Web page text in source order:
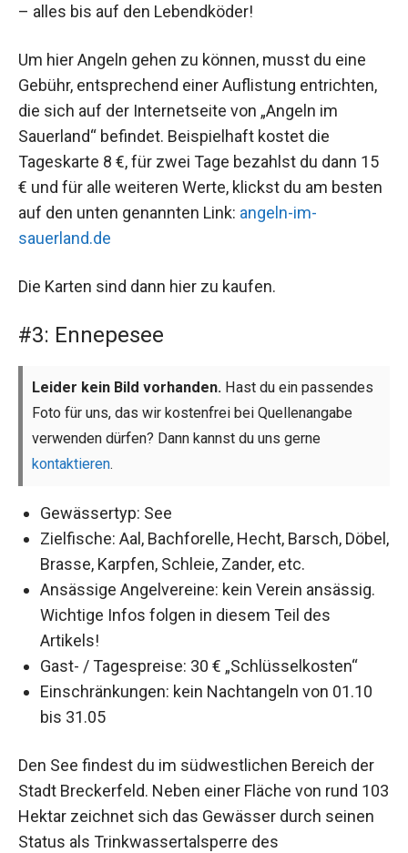
– alles bis auf den Lebendköder!
Um hier Angeln gehen zu können, musst du eine
Gebühr, entsprechend einer Auflistung entrichten,
die sich auf der Internetseite von „Angeln im
Sauerland“ befindet. Beispielhaft kostet die
Tageskarte 8 €, für zwei Tage bezahlst du dann 15
€ und für alle weiteren Werte, klickst du am besten
auf den unten genannten Link: angeln-im-
sauerland.de
Die Karten sind dann hier zu kaufen.
#3: Ennepesee
Leider kein Bild vorhanden. Hast du ein passendes
Foto für uns, das wir kostenfrei bei Quellenangabe
verwenden dürfen? Dann kannst du uns gerne
kontaktieren.
Gewässertyp: See
Zielfische: Aal, Bachforelle, Hecht, Barsch, Döbel,
Brasse, Karpfen, Schleie, Zander, etc.
Ansässige Angelvereine: kein Verein ansässig.
Wichtige Infos folgen in diesem Teil des
Artikels!
Gast- / Tagespreise: 30 € „Schlüsselkosten“
Einschränkungen: kein Nachtangeln von 01.10
bis 31.05
Den See findest du im südwestlichen Bereich der
Stadt Breckerfeld. Neben einer Fläche von rund 103
Hektar zeichnet sich das Gewässer durch seinen
Status als Trinkwassertalsperre des